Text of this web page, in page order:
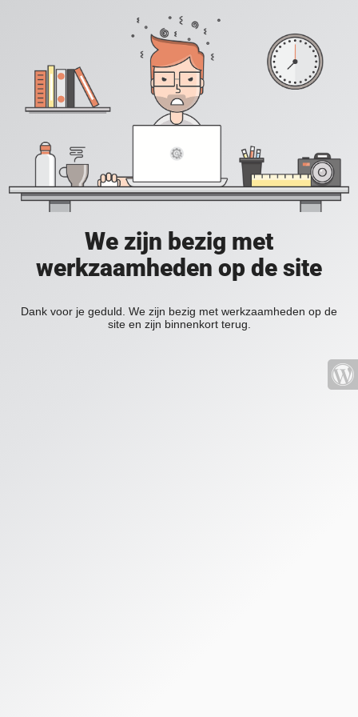
We zijn bezig met
werkzaamheden op de site
Dank voor je geduld. We zijn bezig met werkzaamheden op de
site en zijn binnenkort terug.